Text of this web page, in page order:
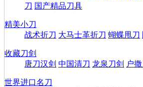
刀 国产精品刀具
精美小刀
战术折刀 大马士革折刀 蝴蝶甩刀
收藏刀剑
唐刀汉剑 中国清刀 龙泉刀剑 户
世界进口名刀